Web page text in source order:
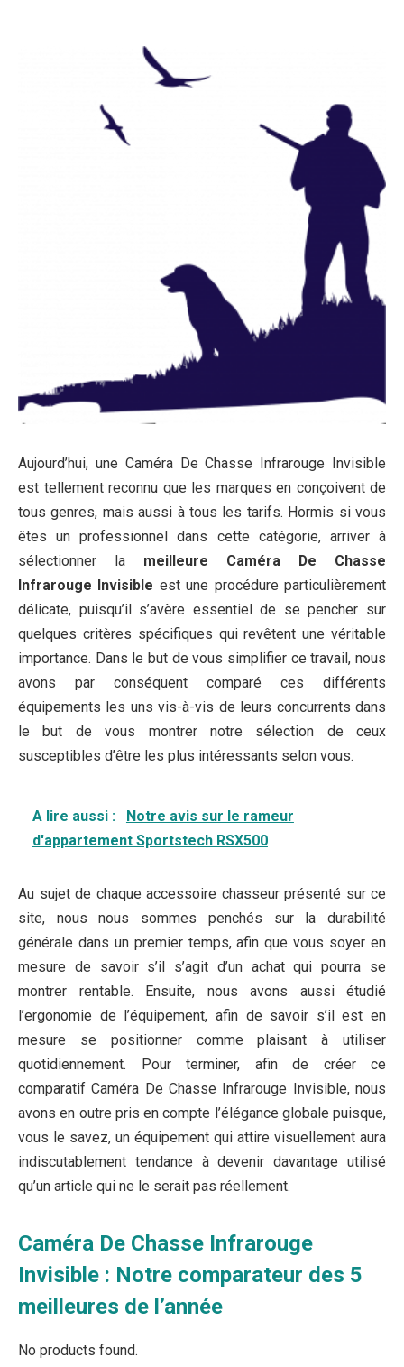
Aujourd’hui, une Caméra De Chasse Infrarouge Invisible
est tellement reconnu que les marques en conçoivent de
tous genres, mais aussi à tous les tarifs. Hormis si vous
êtes un professionnel dans cette catégorie, arriver à
sélectionner la meilleure Caméra De Chasse
Infrarouge Invisible est une procédure particulièrement
délicate, puisqu’il s’avère essentiel de se pencher sur
quelques critères spécifiques qui revêtent une véritable
importance. Dans le but de vous simplifier ce travail, nous
avons par conséquent comparé ces différents
équipements les uns vis-à-vis de leurs concurrents dans
le but de vous montrer notre sélection de ceux
susceptibles d’être les plus intéressants selon vous.
A lire aussi :
Notre avis sur le rameur
d'appartement Sportstech RSX500
Au sujet de chaque accessoire chasseur présenté sur ce
site, nous nous sommes penchés sur la durabilité
générale dans un premier temps, afin que vous soyer en
mesure de savoir s’il s’agit d’un achat qui pourra se
montrer rentable. Ensuite, nous avons aussi étudié
l’ergonomie de l’équipement, afin de savoir s’il est en
mesure se positionner comme plaisant à utiliser
quotidiennement. Pour terminer, afin de créer ce
comparatif Caméra De Chasse Infrarouge Invisible, nous
avons en outre pris en compte l’élégance globale puisque,
vous le savez, un équipement qui attire visuellement aura
indiscutablement tendance à devenir davantage utilisé
qu’un article qui ne le serait pas réellement.
Caméra De Chasse Infrarouge
Invisible : Notre comparateur des 5
meilleures de l’année
No products found.